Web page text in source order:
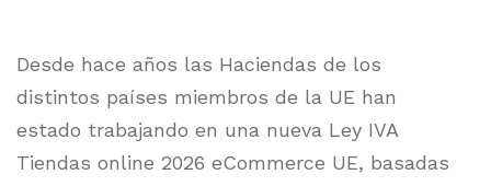
Desde hace años las Haciendas de los
distintos países miembros de la UE han
estado trabajando en una nueva Ley IVA
Tiendas online 2026 eCommerce UE, basadas